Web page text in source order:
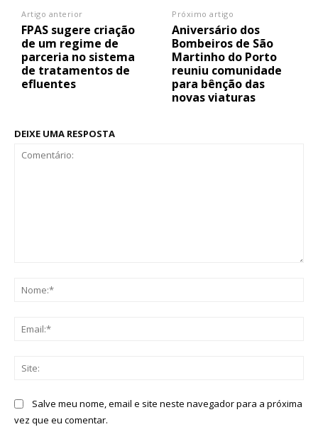
Artigo anterior
FPAS sugere criação
de um regime de
parceria no sistema
de tratamentos de
efluentes
Próximo artigo
Aniversário dos
Bombeiros de São
Martinho do Porto
reuniu comunidade
para bênção das
novas viaturas
DEIXE UMA RESPOSTA
Salve meu nome, email e site neste navegador para a próxima
vez que eu comentar.